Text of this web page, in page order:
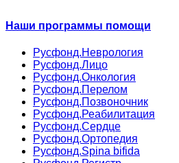
Наши программы помощи
Русфонд.Неврология
Русфонд.Лицо
Русфонд.Онкология
Русфонд.Перелом
Русфонд.Позвоночник
Русфонд.Реабилитация
Русфонд.Сердце
Русфонд.Ортопедия
Русфонд.Spina bifida